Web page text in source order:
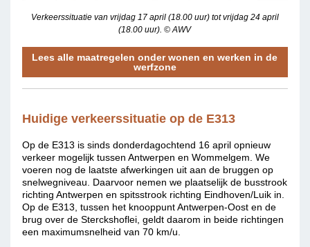
Verkeerssituatie van vrijdag 17 april (18.00 uur) tot vrijdag 24 april
(18.00 uur). © AWV
Lees alle maatregelen onder wonen en werken in de
werfzone
Huidige verkeerssituatie op de E313
Op de E313 is sinds donderdagochtend 16 april opnieuw
verkeer mogelijk tussen Antwerpen en Wommelgem. We
voeren nog de laatste afwerkingen uit aan de bruggen op
snelwegniveau. Daarvoor nemen we plaatselijk de busstrook
richting Antwerpen en spitsstrook richting Eindhoven/Luik in.
Op de E313, tussen het knooppunt Antwerpen-Oost en de
brug over de Sterckshoflei, geldt daarom in beide richtingen
een maximumsnelheid van 70 km/u.